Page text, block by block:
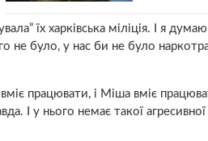
їх харківська міліція. І я
не було, у нас би не було
працювати, і Міша вміє
І у нього немає такої